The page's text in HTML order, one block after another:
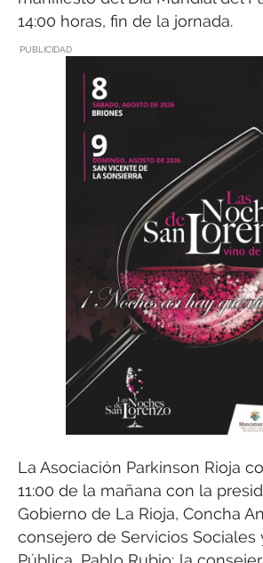
14:00 horas, fin de la jornada.
PUBLICIDAD
La Asociación Parkinson Rioja
11:00 de la mañana con la
Gobierno de La Rioja, Concha
consejero de Servicios Sociales